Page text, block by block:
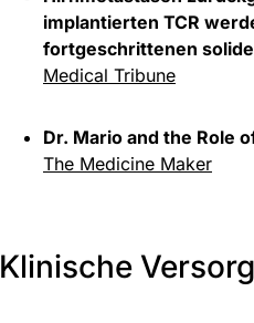
implantierten TCR
fortgeschrittenen
Medical Tribune
Dr. Mario and the Role
The Medicine Maker
Klinische